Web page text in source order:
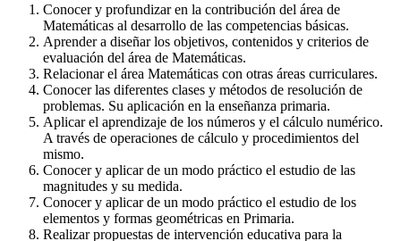
Conocer y profundizar en la contribución del área de
Matemáticas al desarrollo de las competencias básicas.
Aprender a diseñar los objetivos, contenidos y criterios de
evaluación del área de Matemáticas.
Relacionar el área Matemáticas con otras áreas curriculares.
Conocer las diferentes clases y métodos de resolución de
problemas. Su aplicación en la enseñanza primaria.
Aplicar el aprendizaje de los números y el cálculo numérico.
A través de operaciones de cálculo y procedimientos del
mismo.
Conocer y aplicar de un modo práctico el estudio de las
magnitudes y su medida.
Conocer y aplicar de un modo práctico el estudio de los
elementos y formas geométricas en Primaria.
Realizar propuestas de intervención educativa para la